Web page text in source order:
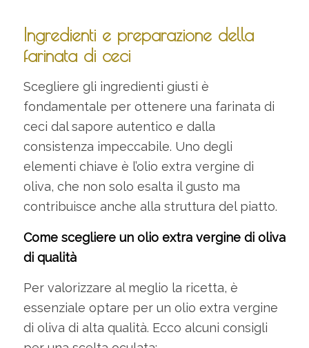
Ingredienti e preparazione della
farinata di ceci
Scegliere gli ingredienti giusti è
fondamentale per ottenere una farinata di
ceci dal sapore autentico e dalla
consistenza impeccabile. Uno degli
elementi chiave è l’olio extra vergine di
oliva, che non solo esalta il gusto ma
contribuisce anche alla struttura del piatto.
Come scegliere un olio extra vergine di oliva
di qualità
Per valorizzare al meglio la ricetta, è
essenziale optare per un olio extra vergine
di oliva di alta qualità. Ecco alcuni consigli